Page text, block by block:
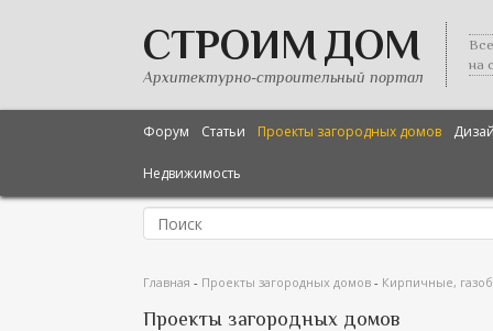
СТРОИМ ДОМ
Архитектурно-строительный портал
на
Форум Статьи Проекты загородных домов
Недвижимость
Главная - Проекты загородных домов - Кирпичные,
Проекты загородных домов